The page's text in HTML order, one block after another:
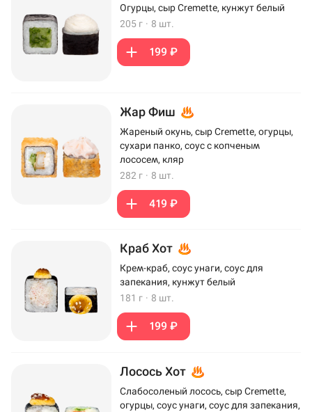
Огурцы, сыр Cremette, кунжут белый
205 г · 8 шт.
199 ₽
Жар Фиш
Жареный окунь, сыр Cremette, огурцы,
сухари панко, соус с копченым
лососем, кляр
282 г · 8 шт.
419 ₽
Краб Хот
Крем-краб, соус унаги, соус для
запекания, кунжут белый
181 г · 8 шт.
199 ₽
Лосось Хот
Слабосоленый лосось, сыр Cremette,
огурцы, соус унаги, соус для запекания,